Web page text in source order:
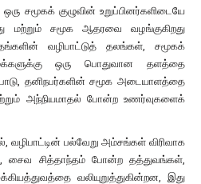
சமூகக் குழுவின் உறுப்பினர்களிடையே
மற்றும் சமூக ஆதரவை வழங்குகிறது
வழிபாட்டுத் தலங்கள், சமூகக்
ஒரு பொதுவான தளத்தை
தனிநபர்களின் சமூக அடையாளத்தை
அந்நியமாதல் போன்ற உணர்வுகளைக்
வழிபாட்டின் பல்வேறு அம்சங்கள் விரிவாக
சைவ சித்தாந்தம் போன்ற தத்துவங்கள்,
வலியுறுத்துகின்றன, இது